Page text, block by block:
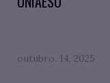
outubro. 14, 2025